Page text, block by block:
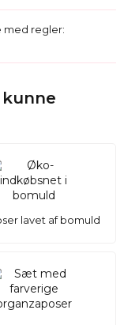
med regler:
lavet af bomuld